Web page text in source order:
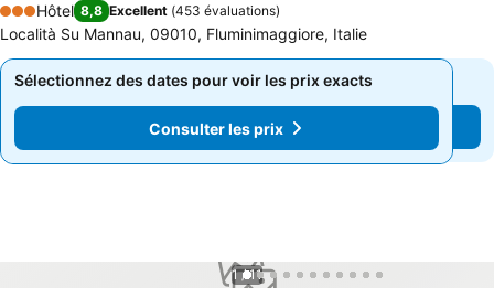
3 Étoiles
Hôtel 8,8 Excellent (453 évaluations)
Località Su Mannau, 09010, Fluminimaggiore, Italie
Sélectionnez des dates pour voir les prix exacts
Consulter les prix
Sélectionnez des dates pour voir les prix exacts
Consulter les prix
1 / 11